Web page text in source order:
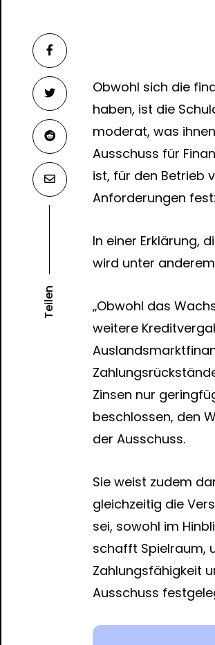
Obwohl sich die
haben, ist die
moderat, was
Ausschuss für
ist, für den Betrieb
Anforderungen
In einer Erklärung,
wird unter
„Obwohl das
weitere
Zinsen nur
beschlossen, den
der Ausschuss.
Sie weist zudem
gleichzeitig die
sei, sowohl im
schafft Spielraum,
Zahlungsfähigkeit
Ausschuss
Teilen